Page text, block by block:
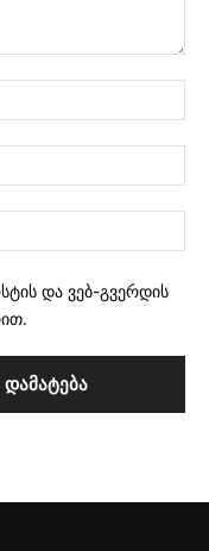
და ვებ-გვერდის